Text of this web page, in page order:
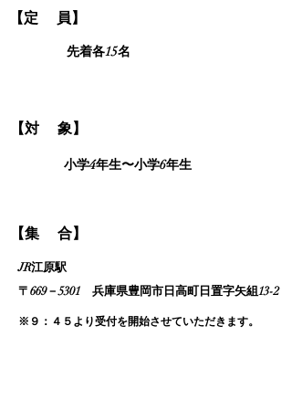
​【定 員】
先着各15名
​【対 象】
小学4年生〜小学6年生
​【集 合】
JR江原駅
〒669－5301 兵庫県豊岡市日高町日置字矢組13-2
※９：４５より受付を開始させていただきます。